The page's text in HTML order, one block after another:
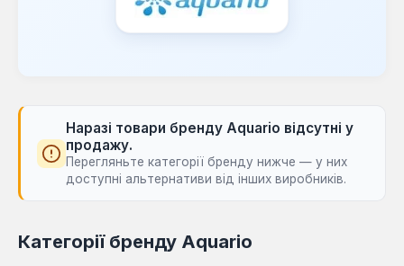
розробляється кваліфікованими італійськими
інженерами, що підкреслює високі
дренажу та перекачування забруднених
рідин. Насоси бренду ефективно
використовуються для вирішення завдань у
приватних домогосподарствах, на дачних
забезпечуючи надійне функціонування
інженерних систем.
Наразі товари бренду Aquario відсутні у
продажу.
Перегляньте категорії бренду нижче — у них
доступні альтернативи від інших виробників.
Категорії бренду Aquario